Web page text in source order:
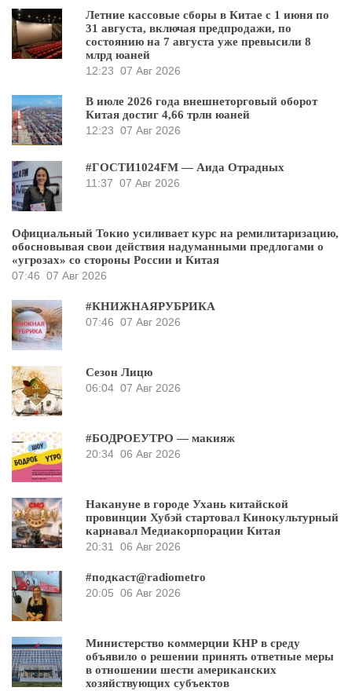
Летние кассовые сборы в Китае с 1 июня по
31 августа, включая предпродажи, по
состоянию на 7 августа уже превысили 8
млрд юаней
12:23 07 Авг 2026
В июле 2026 года внешнеторговый оборот
Китая достиг 4,66 трлн юаней
12:23 07 Авг 2026
#ГОСТИ1024FM — Аида Отрадных
11:37 07 Авг 2026
Официальный Токио усиливает курс на ремилитаризацию,
обосновывая свои действия надуманными предлогами о
«угрозах» со стороны России и Китая
07:46 07 Авг 2026
#КНИЖНАЯРУБРИКА
07:46 07 Авг 2026
Сезон Лицю
06:04 07 Авг 2026
#БОДРОЕУТРО — макияж
20:34 06 Авг 2026
Накануне в городе Ухань китайской
провинции Хубэй стартовал Кинокультурный
карнавал Медиакорпорации Китая
20:31
06 Авг 2026
#подкаст@radiometro
20:05 06 Авг 2026
Министерство коммерции КНР в среду
объявило о решении принять ответные меры
в отношении шести американских
хозяйствующих субъектов